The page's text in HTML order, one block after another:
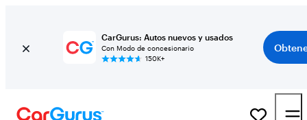
CarGurus: Autos nuevos y usados
Con Modo de concesionario
150K+